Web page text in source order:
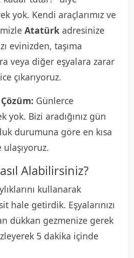
yok. Kendi araçlarımız ve
Atatürk adresinize
evinizden, taşıma
veya diğer eşyalara zarar
çıkarıyoruz.
Günlerce
yok. Bizi aradığınız gün
durumuna göre en kısa
Alabilirsiniz?
kullanarak
hale getirdik. Eşyalarınızı
dükkan gezmenize gerek
5 dakika içinde